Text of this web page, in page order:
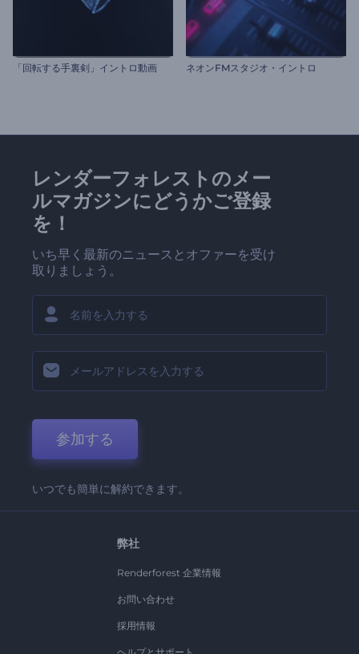
「回転する手裏剣」イントロ動画 ネオンFMスタジオ・イントロ
レンダーフォレストのメー
ルマガジンにどうかご登録
を！
いち早く最新のニュースとオファーを受け
取りましょう。
参加する
いつでも簡単に解約できます。
弊社
Renderforest 企業情報
お問い合わせ
採用情報